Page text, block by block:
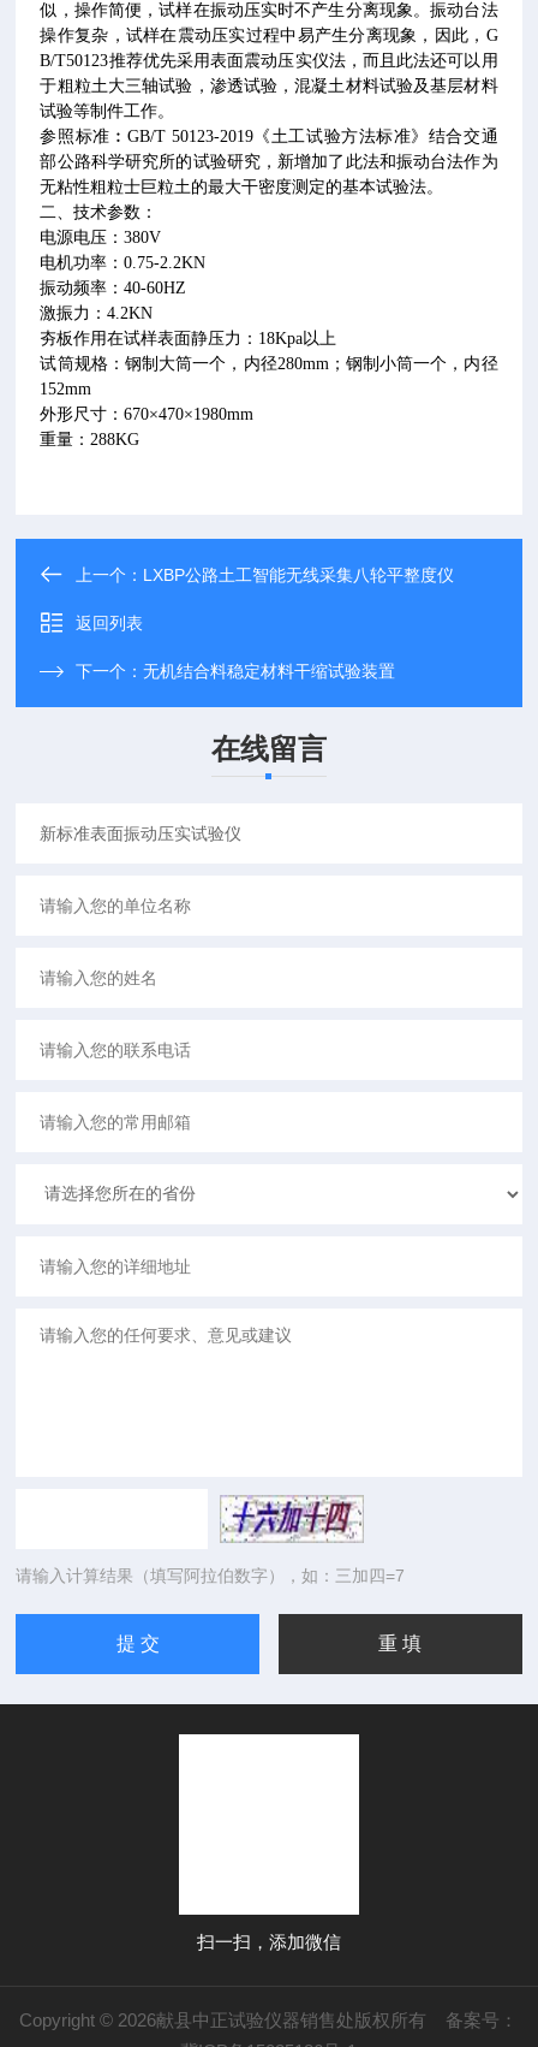
似，操作简便，试样在振动压实时不产生分离现象。振动台法
操作复杂，试样在震动压实过程中易产生分离现象，因此， G
B/T50123推荐优先采用表面震动压实仪法，而且此法还可以用
于粗粒土大三轴试验，渗透试验，混凝土材料试验及基层材料
试验等制件工作。
参照标准︰GB/T 50123-2019《土工试验方法标准》结合交通
部公路科学研究所的试验研究，新增加了此法和振动台法作为
无粘性粗粒士巨粒土的最大干密度测定的基本试验法。
二、技术参数：
电源电压：380V
电机功率：0.75-2.2KN
振动频率：40-60HZ
激振力：4.2KN
夯板作用在试样表面静压力： 18Kpa以上
试筒规格：钢制大筒一个，内径280mm；钢制小筒一个，内径
152mm
外形尺寸：670×470×1980mm
重量：288KG
上一个： LXBP公路土工智能无线采集八轮平整度仪
返回列表
下一个：无机结合料稳定材料干缩试验装置
在线留言
请输入计算结果（填写阿拉伯数字），如：三加四=7
扫一扫，添加微信
Copyright © 2026献县中正试验仪器销售处版权所有 备案号：